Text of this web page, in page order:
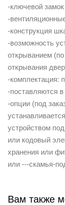
-ключевой
-
-конструкция
-возможность
открыванием
открывания
-комплектация:
-поставляются
-опции (под
устройством
или кодовый
хранения или
или ---скамья-
Вам также